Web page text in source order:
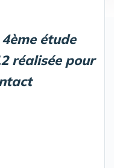
étude
réalisée pour